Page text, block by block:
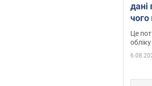
дані
чого
Це
обліку